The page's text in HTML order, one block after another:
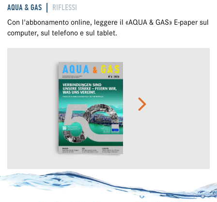
AQUA & GAS RIFLESSI
Con l'abbonamento online, leggere il «AQUA & GAS» E-paper sul
computer, sul telefono e sul tablet.